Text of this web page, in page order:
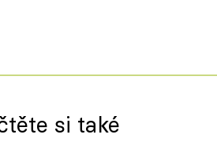
si také